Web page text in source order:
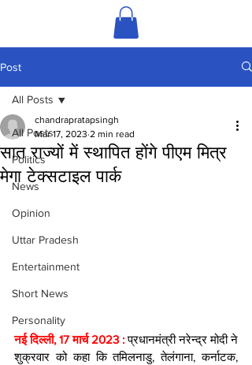
Post
All Posts
Politics
News
Opinion
Uttar Pradesh
Entertainment
Short News
Personality
All Posts
सात राज्यों में स्थापित होंगे पीएम मित्र
मेगा टेक्सटाइल पार्क
chandrapratapsingh
Mar 17, 2023 2 min read
नई दिल्ली, 17 मार्च 2023 : प्रधानमंत्री नरेन्द्र मोदी ने
शुक्रवार को कहा कि तमिलनाडु, तेलंगाना, कर्नाटक,